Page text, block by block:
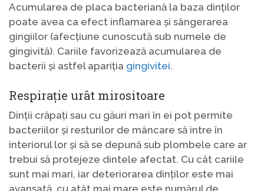
Acumularea de placa bacteriană la baza dinților
poate avea ca efect inflamarea și sângerarea
gingiilor (afecțiune cunoscută sub numele de
gingivită). Cariile favorizează acumularea de
bacterii și astfel apariția gingivitei.
Respirație urât mirositoare
Dinții crăpați sau cu găuri mari în ei pot permite
bacteriilor și resturilor de mâncare să intre în
interiorul lor și să se depună sub plombele care ar
trebui să protejeze dintele afectat. Cu cât cariile
sunt mai mari, iar deteriorarea dinților este mai